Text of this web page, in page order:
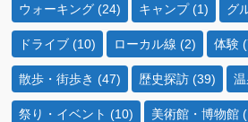
ウォーキング (24) キャンプ(1) グ
ドライブ (10) ローカル線 (2) 体験
散歩・街歩き (47) 歴史探訪 (39) 温
祭り・イベント (10) 美術館・博物館